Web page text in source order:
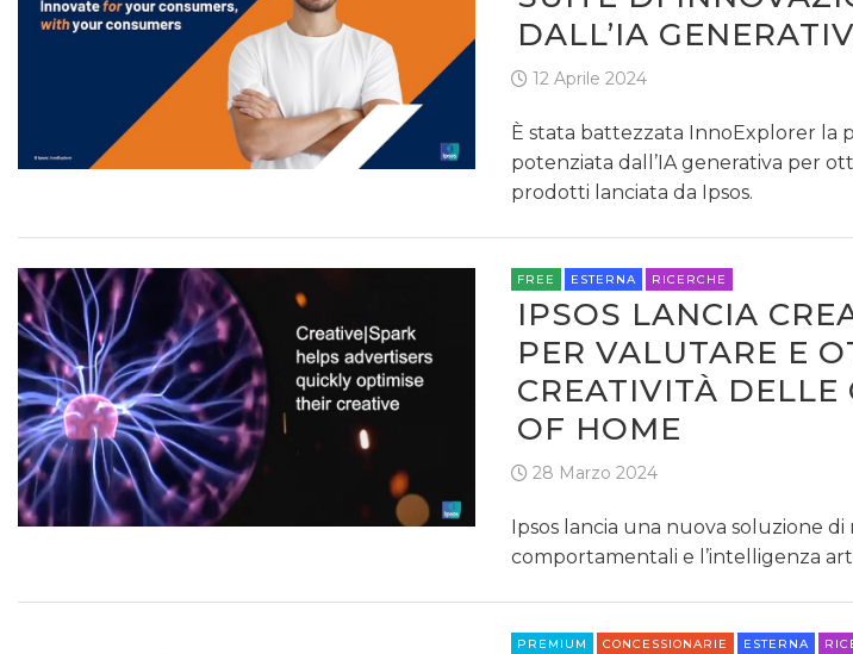
DALL’IA
12 Aprile 2024
È stata battezzata InnoExplorer la
potenziata dall’IA generativa per
prodotti lanciata da Ipsos.
FREE ESTERNA RICERCHE
IPSOS LANCIA
PER VALUTARE E
CREATIVITÀ DELLE
OF HOME
28 Marzo 2024
Ipsos lancia una nuova soluzione
comportamentali e l’intelligenza
PREMIUM CONCESSIONARIE ESTERNA